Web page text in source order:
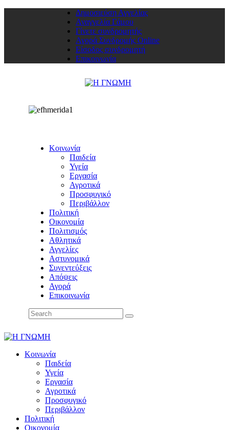
Δημοσιεύση Αγγελίας
Αναγγελία Γάμου
Γίνετε συνδρομητής
Αγορά Συνδρομής Online
Είσοδος συνδρομητή
Επικοινωνία
Κοινωνία
Παιδεία
Υγεία
Εργασία
Αγροτικά
Προσφυγικό
Περιβάλλον
Πολιτική
Οικονομία
Πολιτισμός
Αθλητικά
Αγγελίες
Αστυνομικά
Συνεντεύξεις
Απόψεις
Αγορά
Επικοινωνία
Κοινωνία
Παιδεία
Υγεία
Εργασία
Αγροτικά
Προσφυγικό
Περιβάλλον
Πολιτική
Οικονομία